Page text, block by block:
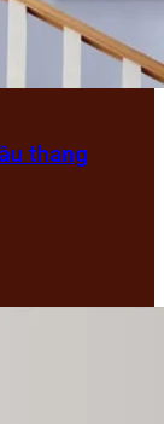
thang